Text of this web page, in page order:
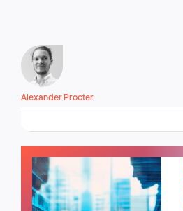
Alexander Procter